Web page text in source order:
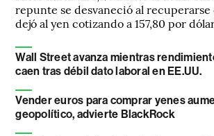
repunte se desvaneció al recuperarse
dejó al yen cotizando a 157,80 por
Wall Street avanza mientras
caen tras débil dato laboral en EE.UU.
Vender euros para comprar yenes
geopolítico, advierte BlackRock